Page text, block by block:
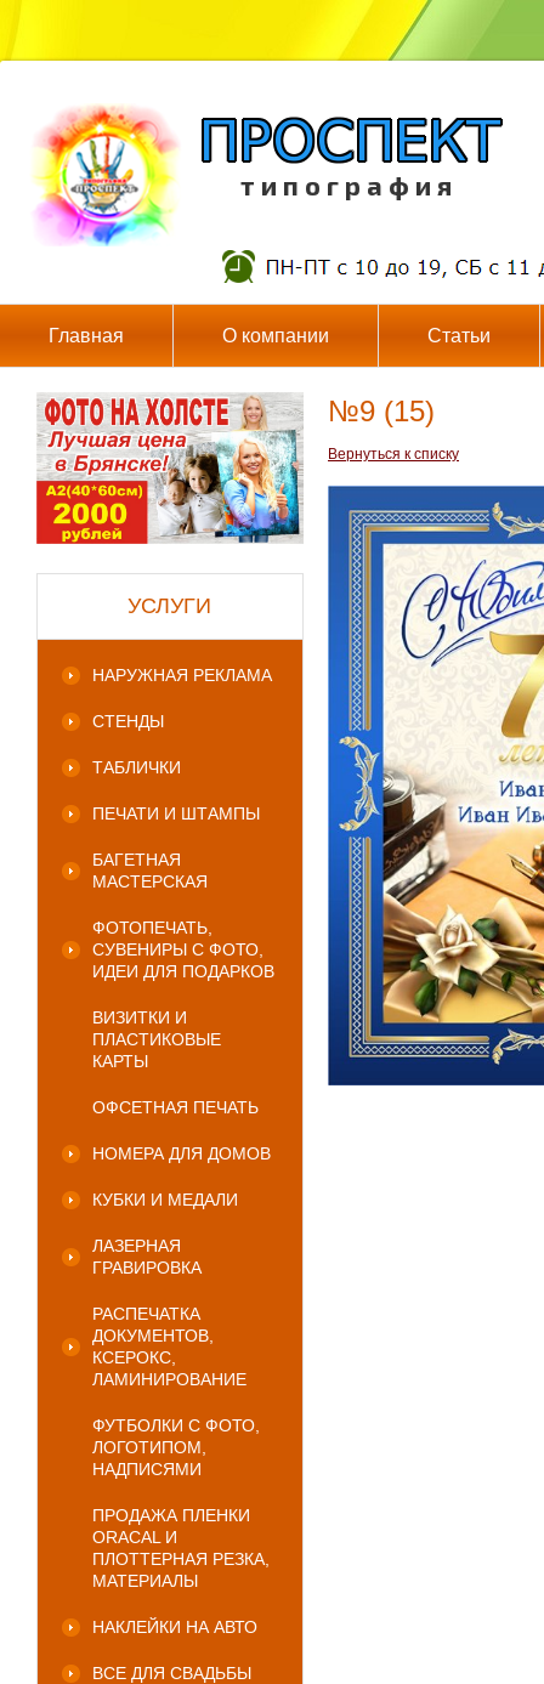
т и п о г р а ф и я
Главная О компании Статьи
УСЛУГИ
НАРУЖНАЯ РЕКЛАМА
СТЕНДЫ
ТАБЛИЧКИ
ПЕЧАТИ И ШТАМПЫ
БАГЕТНАЯ
МАСТЕРСКАЯ
ФОТОПЕЧАТЬ,
СУВЕНИРЫ С ФОТО,
ИДЕИ ДЛЯ ПОДАРКОВ
ВИЗИТКИ И
ПЛАСТИКОВЫЕ
КАРТЫ
ОФСЕТНАЯ ПЕЧАТЬ
НОМЕРА ДЛЯ ДОМОВ
КУБКИ И МЕДАЛИ
ЛАЗЕРНАЯ
ГРАВИРОВКА
РАСПЕЧАТКА
ДОКУМЕНТОВ,
КСЕРОКС,
ЛАМИНИРОВАНИЕ
ФУТБОЛКИ С ФОТО,
ЛОГОТИПОМ,
НАДПИСЯМИ
ПРОДАЖА ПЛЕНКИ
ORACAL И
ПЛОТТЕРНАЯ РЕЗКА,
МАТЕРИАЛЫ
НАКЛЕЙКИ НА АВТО
ВСЕ ДЛЯ СВАДЬБЫ
№9 (15)
Вернуться к списку